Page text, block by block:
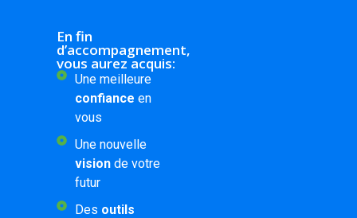
En fin
d’accompagnement,
vous aurez acquis:
Une meilleure
confiance en
vous
Une nouvelle
visionde votre
futur
Des outils